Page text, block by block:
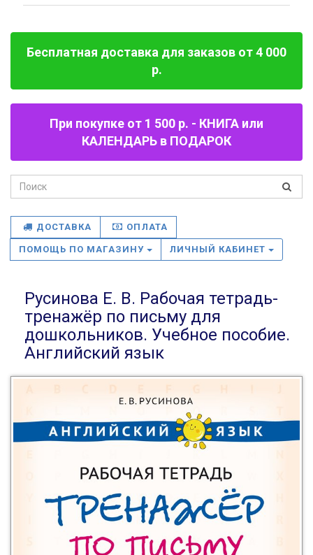
Бесплатная доставка для заказов от 4 000
р.
При покупке от 1 500 р. - КНИГА или
КАЛЕНДАРЬ в ПОДАРОК
ДОСТАВКА ОПЛАТА
ПОМОЩЬ ПО МАГАЗИНУ ЛИЧНЫЙ КАБИНЕТ
Русинова Е. В. Рабочая тетрадь-
тренажёр по письму для
дошкольников. Учебное пособие.
Английский язык